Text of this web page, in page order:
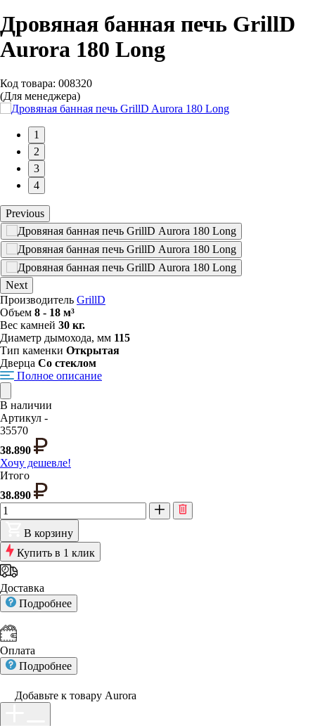
Дровяная банная печь GrillD
Aurora 180 Long
Код товара: 008320
(Для менеджера)
1
2
3
4
Previous
Next
Производитель GrillD
Объем 8 - 18 м³
Вес камней 30 кг.
Диаметр дымохода, мм 115
Тип каменки Открытая
Дверца Со стеклом
Полное описание
В наличии
Артикул -
35570
38.890
Хочу дешевле!
Итого
38.890
В корзину
Купить в 1 клик
Доставка
Подробнее
Оплата
Подробнее
Добавьте к товару Aurora